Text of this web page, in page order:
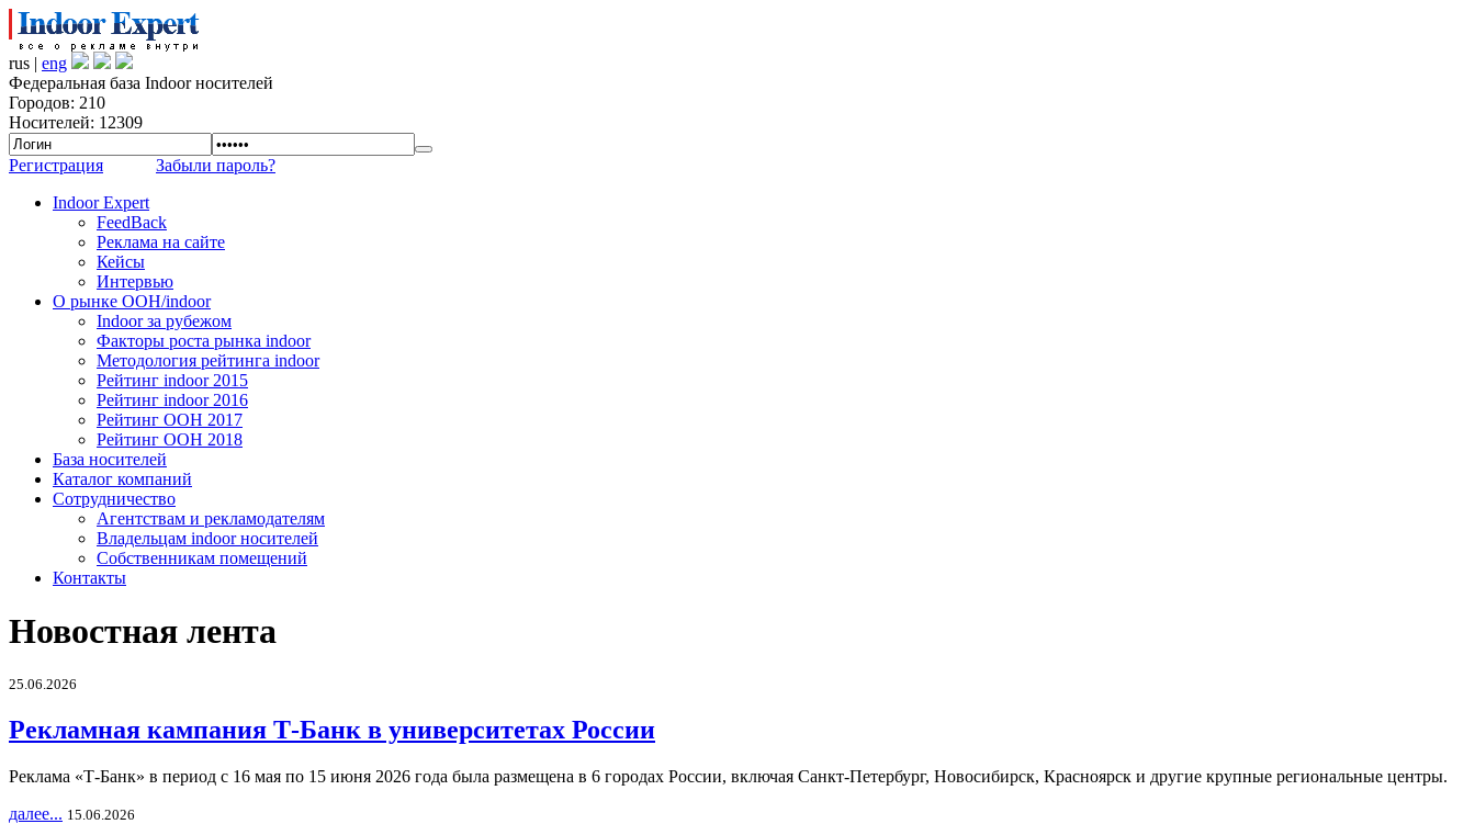
rus | eng
Федеральная база Indoor носителей
Городов: 210
Носителей: 12309
Регистрация
Забыли пароль?
Indoor Expert
FeedBack
Реклама на сайте
Кейсы
Интервью
О рынке OOH/indoor
Indoor за рубежом
Факторы роста рынка indoor
Методология рейтинга indoor
Рейтинг indoor 2015
Рейтинг indoor 2016
Рейтинг OOH 2017
Рейтинг OOH 2018
База носителей
Каталог компаний
Сотрудничество
Агентствам и рекламодателям
Владельцам indoor носителей
Собственникам помещений
Контакты
Новостная лента
25.06.2026
Рекламная кампания Т-Банк в университетах России
Реклама «Т-Банк» в период с 16 мая по 15 июня 2026 года была размещена в 6 городах России, включая Санкт-Петербург, Новосибирск, Красноярск и другие крупные региональные центры.
далее... 15.06.2026